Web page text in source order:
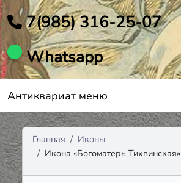
7(985) 316-25-07
Whatsapp
Антиквариат меню
Главная
Иконы
Икона «Богоматерь Тихвинская»